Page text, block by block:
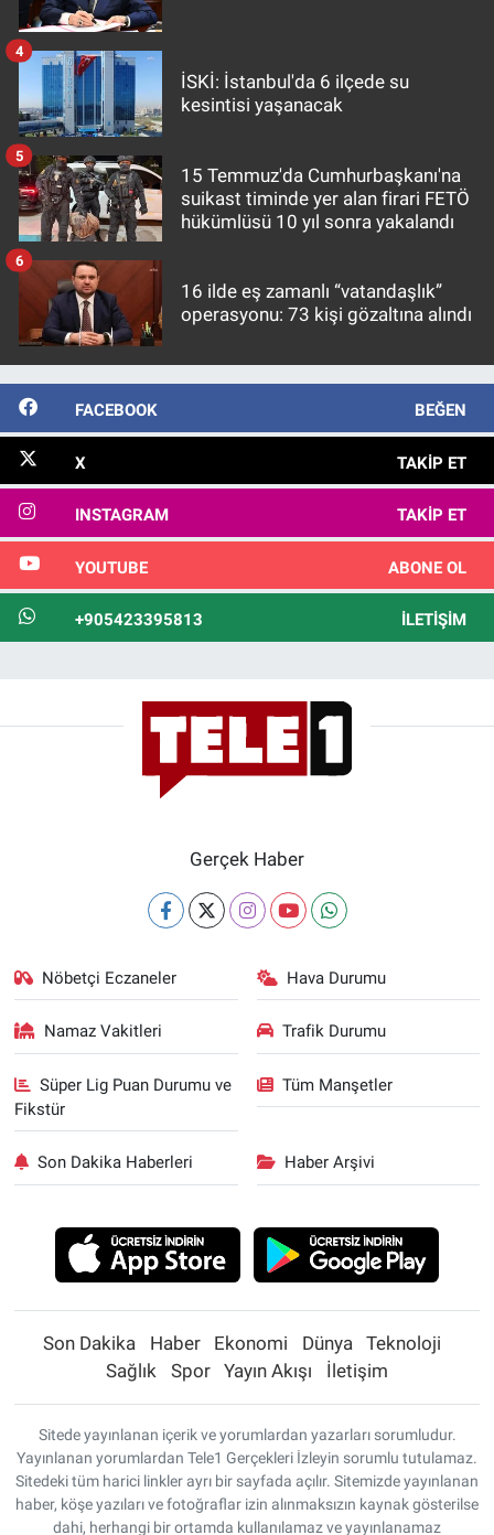
İSKİ: İstanbul'da 6 ilçede su
kesintisi yaşanacak
4
15 Temmuz'da Cumhurbaşkanı'na
suikast timinde yer alan firari FETÖ
hükümlüsü 10 yıl sonra yakalandı
5
16 ilde eş zamanlı “vatandaşlık”
operasyonu: 73 kişi gözaltına alındı
6
FACEBOOK BEĞEN
X TAKIP ET
INSTAGRAM TAKIP ET
YOUTUBE ABONE OL
+905423395813 İLETIŞIM
Gerçek Haber
Nöbetçi Eczaneler Hava Durumu
Namaz Vakitleri Trafik Durumu
Süper Lig Puan Durumu ve
Fikstür
Tüm Manşetler
Son Dakika Haberleri Haber Arşivi
Son Dakika Haber Ekonomi Dünya
Teknoloji
Sağlık
Spor Yayın Akışı İletişim
Sitede yayınlanan içerik ve yorumlardan yazarları sorumludur.
Yayınlanan yorumlardan Tele1 Gerçekleri İzleyin sorumlu tutulamaz.
Sitedeki tüm harici linkler ayrı bir sayfada açılır. Sitemizde yayınlanan
haber, köşe yazıları ve fotoğraflar izin alınmaksızın kaynak gösterilse
dahi, herhangi bir ortamda kullanılamaz ve yayınlanamaz